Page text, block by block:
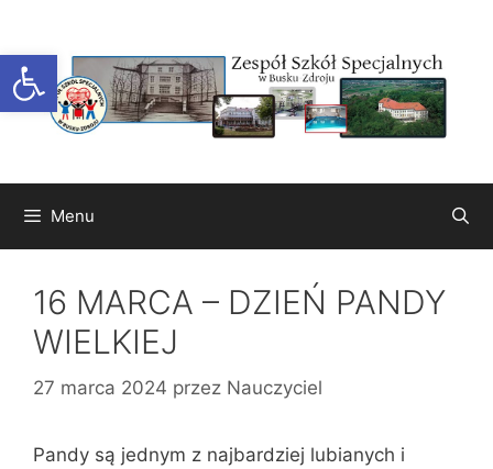
Otwórz pasek narzędzi
treści
Menu
16 MARCA – DZIEŃ PANDY
WIELKIEJ
27 marca 2024 przez Nauczyciel
Pandy są jednym z najbardziej lubianych i